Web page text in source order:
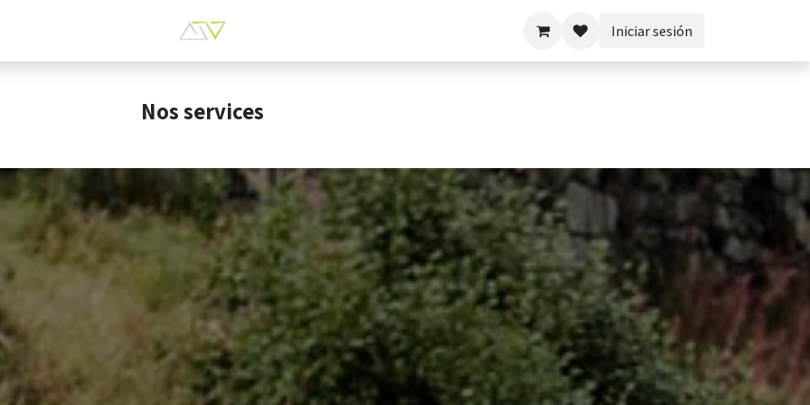
Iniciar sesión
Nos services